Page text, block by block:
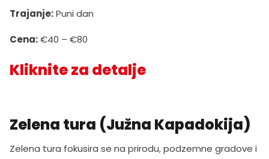
Trajanje:Puni dan
Cena:€40 – €80
Kliknite za detalje
Zelena tura (Južna Kapadokija)
Zelena tura fokusira se na prirodu, podzemne gradove i